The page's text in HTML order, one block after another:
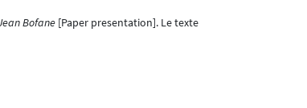
Bofane[Paper presentation]. Le texte